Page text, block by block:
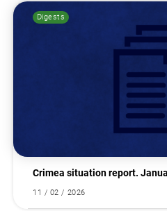
Digests
Crimea situation report.
11 / 02 / 2026